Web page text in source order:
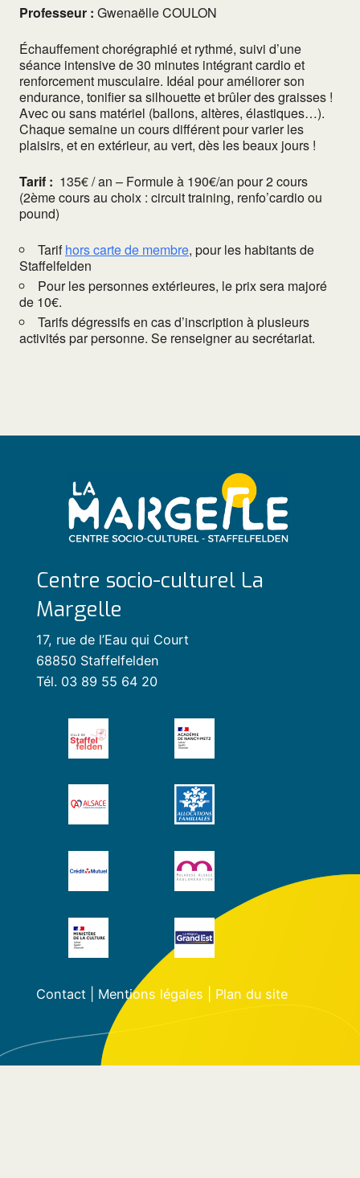
Professeur : Gwenaëlle COULON
Échauffement chorégraphié et rythmé, suivi d’une
séance intensive de 30 minutes intégrant cardio et
renforcement musculaire. Idéal pour améliorer son
endurance, tonifier sa silhouette et brûler des graisses !
Avec ou sans matériel (ballons, altères, élastiques…).
Chaque semaine un cours différent pour varier les
plaisirs, et en extérieur, au vert, dès les beaux jours !
Tarif : 135€ / an – Formule à 190€/an pour 2 cours
(2ème cours au choix : circuit training, renfo’cardio ou
pound)
Tarifhors carte de membre, pour les habitants de
Staffelfelden
Pour les personnes extérieures, le prix sera majoré
de 10€.
Tarifs dégressifs en cas d’inscription à plusieurs
activités par personne. Se renseigner au secrétariat.
Centre socio-culturel La
Margelle
17, rue de l’Eau qui Court
68850 Staffelfelden
Tél. 03 89 55 64 20
Contact| Mentions légales Plan du site